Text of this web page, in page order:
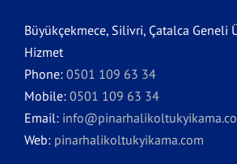
Büyükçekmece, Silivri, Çatalca Geneli
Hizmet
Phone: 0501 109 63 34
Mobile: 0501 109 63 34
Email:
Web: pinarhalikoltukyikama.com